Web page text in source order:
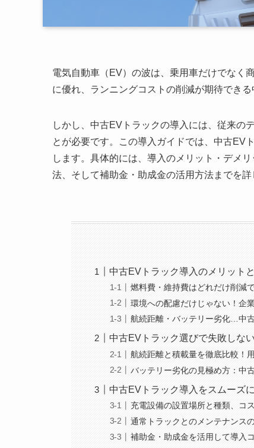
電気自動車（EV）の波は、乗用車だけでなく
に優れ、ランニングコストの削減が期待でき
しかし、中古EVトラックの導入には、従来の
とが必要です。この導入ガイドでは、中古EV
します。具体的には、導入のメリット・デメ
法、そして補助金・助成金の活用方法までを詳
中古EVトラック導入のメリット
燃料費・維持費はどれだけ削減
環境への配慮だけじゃない！企
航続距離・バッテリー劣化…中
中古EVトラック選びで失敗しな
航続距離と積載量を徹底比較！
バッテリー劣化の見極め方：中
中古EVトラック導入をスムーズ
充電設備の設置場所と種類、コ
通常トラックとのメンテナンス
補助金・助成金を活用して導入